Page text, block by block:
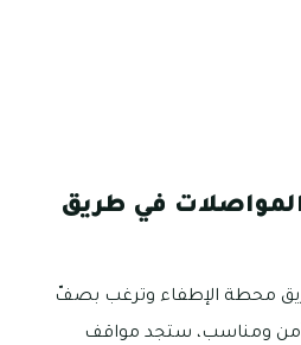
في طريق
محطة الإطفاء وترغب بصفّ
ومناسب، ستجد مواقف